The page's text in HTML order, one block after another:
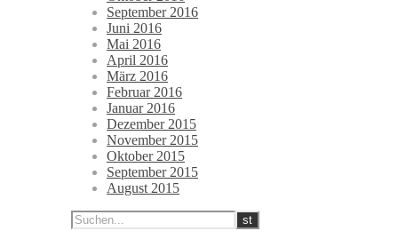
September 2016
Juni 2016
Mai 2016
April 2016
März 2016
Februar 2016
Januar 2016
Dezember 2015
November 2015
Oktober 2015
September 2015
August 2015